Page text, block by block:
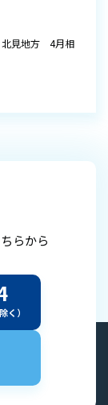
北見地方 4月相
らから
く）